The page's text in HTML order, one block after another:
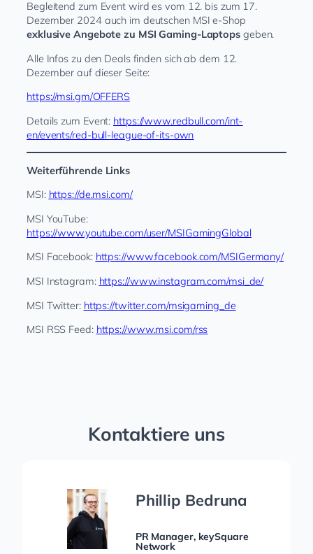
Begleitend zum Event wird es vom 12. bis zum 17.
Dezember 2024 auch im deutschen MSI e-Shop
exklusive Angebote zu MSI Gaming-Laptops geben.
Alle Infos zu den Deals finden sich ab dem 12.
Dezember auf dieser Seite:
https://msi.gm/OFFERS
Details zum Event: https://www.redbull.com/int-
en/events/red-bull-league-of-its-own
Weiterführende Links
MSI: https://de.msi.com/
MSI YouTube: ​
https://www.youtube.com/user/MSIGamingGlobal
MSI Facebook: https://www.facebook.com/MSIGermany/
MSI Instagram: https://www.instagram.com/msi_de/
MSI Twitter: https://twitter.com/msigaming_de
MSI RSS Feed: https://www.msi.com/rss
Kontaktiere uns
Phillip Bedruna
PR Manager, keySquare
Network